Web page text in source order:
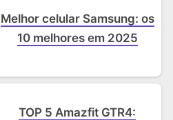
Melhor celular Samsung: os
10 melhores em 2025
TOP 5 Amazfit GTR4: